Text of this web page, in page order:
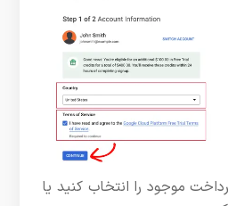
موجود را انتخاب کنید یا